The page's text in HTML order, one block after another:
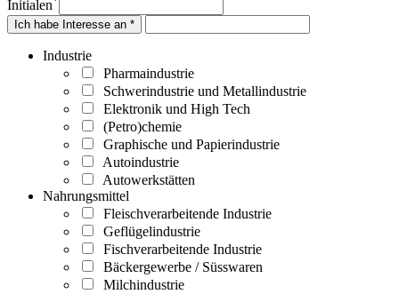
Initialen
Ich habe Interesse an *
Industrie
Pharmaindustrie
Schwerindustrie und Metallindustrie
Elektronik und High Tech
(Petro)chemie
Graphische und Papierindustrie
Autoindustrie
Autowerkstätten
Nahrungsmittel
Fleischverarbeitende Industrie
Geflügelindustrie
Fischverarbeitende Industrie
Bäckergewerbe / Süsswaren
Milchindustrie